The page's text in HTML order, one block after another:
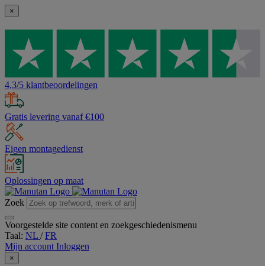
×
4,3/5 klantbeoordelingen
Gratis levering vanaf €100
Eigen montagedienst
Oplossingen op maat
Zoek
Voorgestelde site content en zoekgeschiedenismenu
Taal: NL /FR
Mijn account Inloggen
×